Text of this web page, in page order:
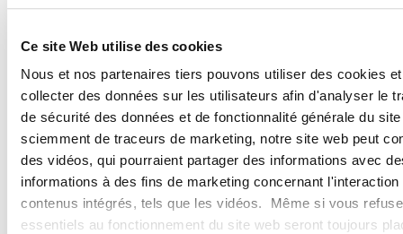
Ce site Web utilise des cookies
Nous et nos partenaires tiers pouvons utiliser des cookies
collecter des données sur les utilisateurs afin d'analyser le
de sécurité des données et de fonctionnalité générale du
sciemment de traceurs de marketing, notre site web peut
des vidéos, qui pourraient partager des informations avec
informations à des fins de marketing concernant
contenus intégrés, tels que les vidéos. Même si vous
essentiels au fonctionnement du site web seront toujours
Nos avocats accompagnent les employeurs
sur l’ensemble de leurs problématiques
sociales et fiscales et interviennent partout
en France.
→Découvrez nos 18 domaines d’expertise.